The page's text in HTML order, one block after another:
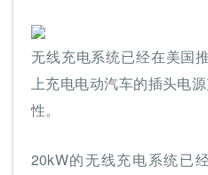
无线充电系统已经在美国
上充电电动汽车的插头电
性。
20kW的无线充电系统已